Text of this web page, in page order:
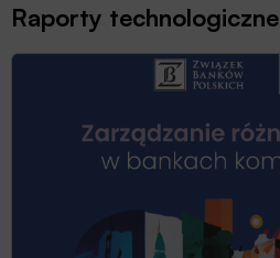
Raporty technologiczne